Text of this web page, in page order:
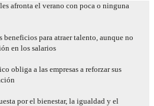
afronta el verano con poca o ninguna
para atraer talento, aunque no
en los salarios
obliga a las empresas a reforzar sus
por el bienestar, la igualdad y el